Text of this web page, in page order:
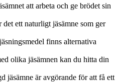
att arbeta och ge brödet sin
ett naturligt jäsämne som ger
finns alternativa
olika jäsämnen kan du hitta din
jäsämne är avgörande för att få ett